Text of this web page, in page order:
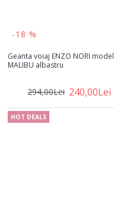
-18 %
Geanta voiaj ENZO NORI model
MALIBU albastru
240,00Lei
294,00Lei
HOT DEALS